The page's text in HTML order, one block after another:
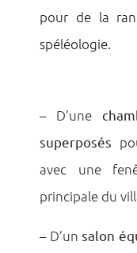
pour de la
spéléologie.
– D’une
superposés
avec une
principale du
– D’un salon